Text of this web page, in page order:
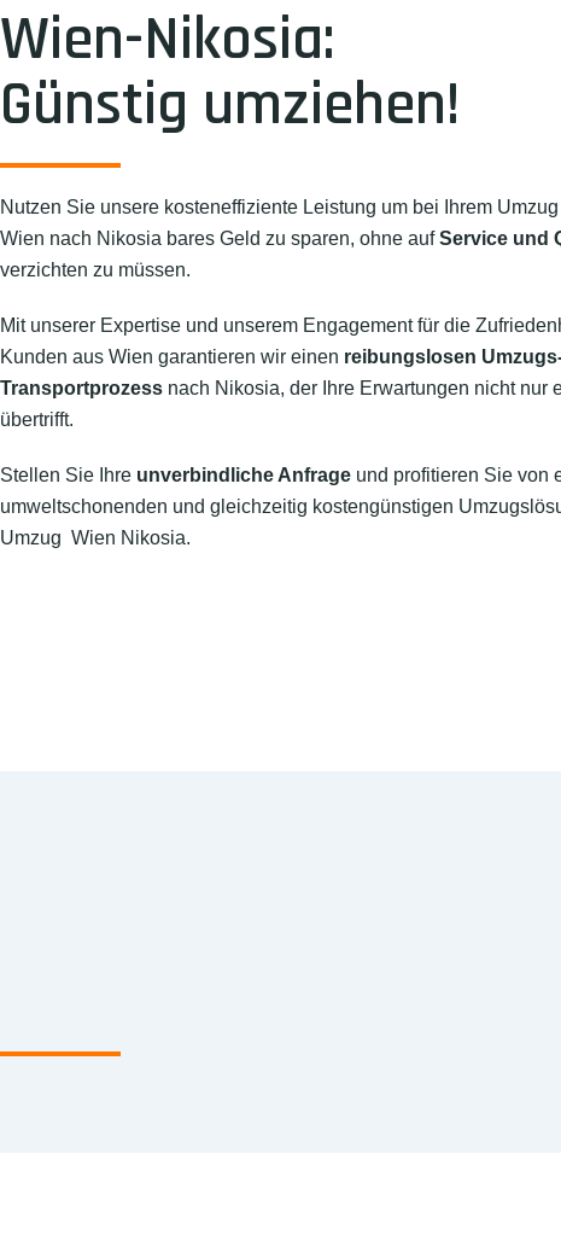
Wien-Nikosia:
Günstig umziehen!
Nutzen Sie unsere kosteneffiziente Leistung um bei Ihrem
Wien nach Nikosia bares Geld zu sparen, ohne aufService und
verzichten zu müssen.
Mit unserer Expertise und unserem Engagement für die
Kunden aus Wien garantieren wir einen reibungslosen
Transportprozess nach Nikosia, der Ihre Erwartungen nicht nur
übertrifft.
Stellen Sie Ihre unverbindliche Anfrage und profitieren Sie von
umweltschonenden und gleichzeitig kostengünstigen
Umzug Wien Nikosia.